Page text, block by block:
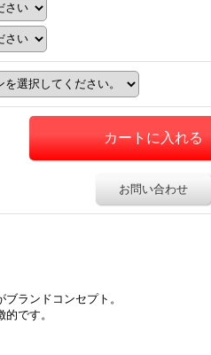
お問い合わせ
ランドコンセプト。
です。